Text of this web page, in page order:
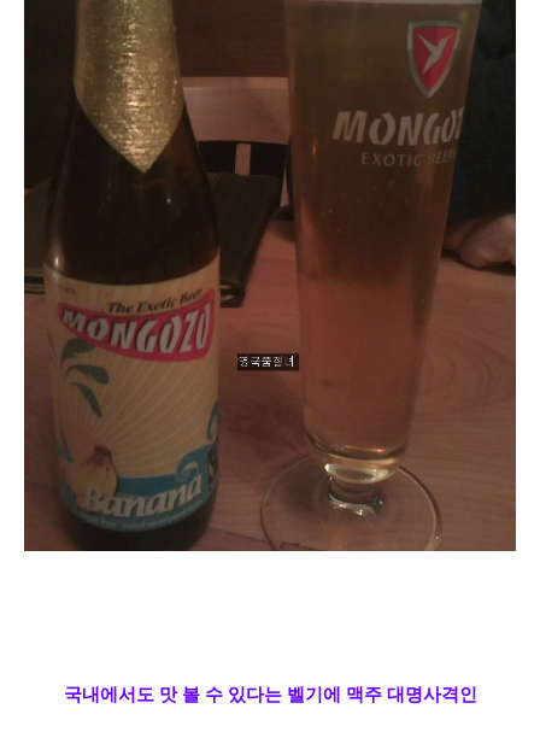
국내에서도 맛 볼 수 있다는 벨기에 맥주 대명사격인